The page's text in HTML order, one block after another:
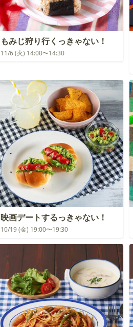
もみじ狩り行くっきゃない！
11/6 (火) 14:00〜14:30
映画デートするっきゃない！
10/19 (金) 19:00〜19:30